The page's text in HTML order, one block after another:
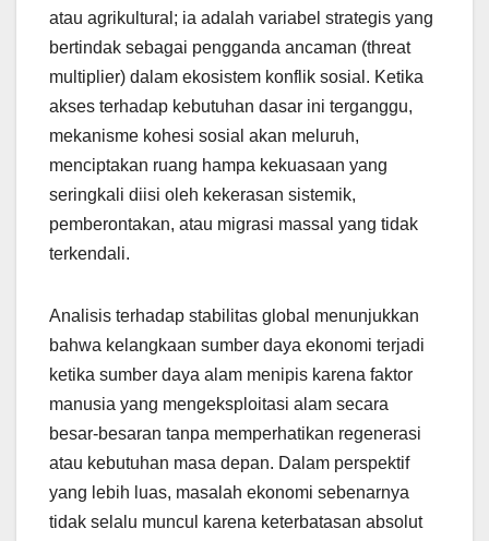
atau agrikultural; ia adalah variabel strategis yang
bertindak sebagai pengganda ancaman (threat
multiplier) dalam ekosistem konflik sosial. Ketika
akses terhadap kebutuhan dasar ini terganggu,
mekanisme kohesi sosial akan meluruh,
menciptakan ruang hampa kekuasaan yang
seringkali diisi oleh kekerasan sistemik,
pemberontakan, atau migrasi massal yang tidak
terkendali.
Analisis terhadap stabilitas global menunjukkan
bahwa kelangkaan sumber daya ekonomi terjadi
ketika sumber daya alam menipis karena faktor
manusia yang mengeksploitasi alam secara
besar-besaran tanpa memperhatikan regenerasi
atau kebutuhan masa depan. Dalam perspektif
yang lebih luas, masalah ekonomi sebenarnya
tidak selalu muncul karena keterbatasan absolut